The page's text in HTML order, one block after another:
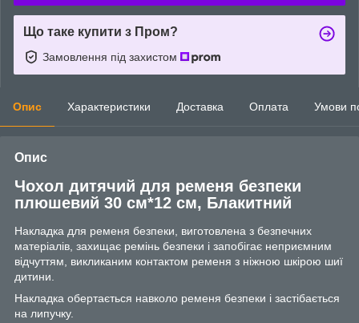
Що таке купити з Пром?
Замовлення під захистом
Опис Характеристики Доставка Оплата Умови
Опис
Чохол дитячий для ременя безпеки
плюшевий 30 см*12 см, Блакитний
Накладка для ременя безпеки, виготовлена з безпечних
матеріалів, захищає ремінь безпеки і запобігає неприємним
відчуттям, викликаним контактом ременя з ніжною шкірою шиї
дитини.
Накладка обертається навколо ременя безпеки і застібається
на липучку.